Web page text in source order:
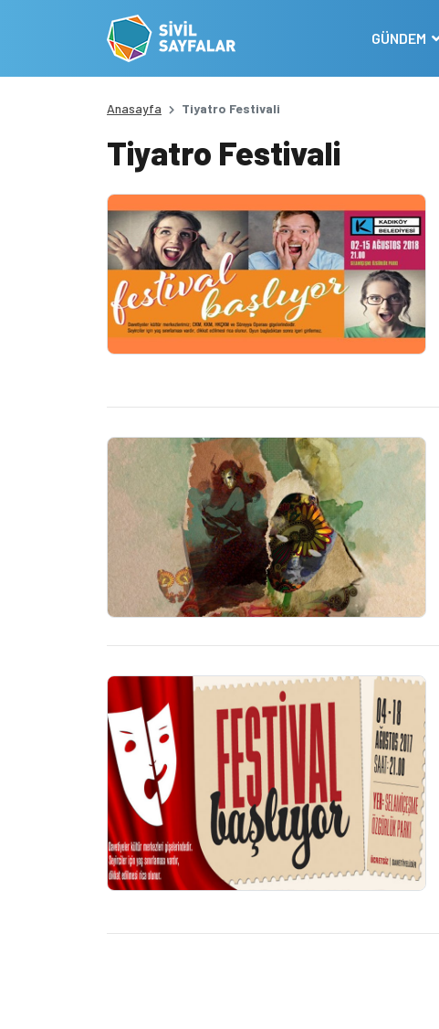
GÜNDEM
Anasayfa Tiyatro Festivali
Tiyatro Festivali